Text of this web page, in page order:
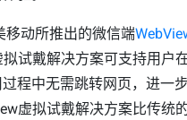
移动所推出的微信端
试戴解决方案可支持用户
程中无需跳转网页，进一
虚拟试戴解决方案比传统